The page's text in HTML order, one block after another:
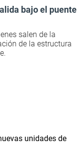
bajo el puente
salen de la
de la estructura